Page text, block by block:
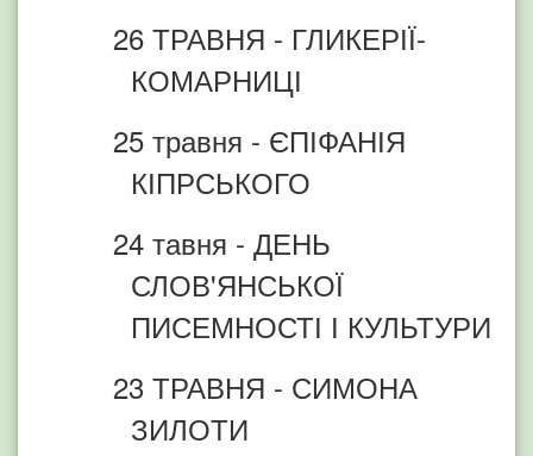
26 ТРАВНЯ - ГЛИКЕРІЇ-
КОМАРНИЦІ
25 травня - ЄПІФАНІЯ
КІПРСЬКОГО
24 тавня - ДЕНЬ
СЛОВ'ЯНСЬКОЇ
ПИСЕМНОСТІ І КУЛЬТУРИ
23 ТРАВНЯ - СИМОНА
ЗИЛОТИ